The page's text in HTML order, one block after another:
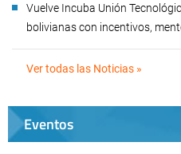
Vuelve Incuba Unión
bolivianas con incentivos,
Ver todas las Noticias »
Eventos